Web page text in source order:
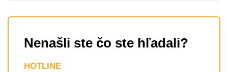
Nenašli ste čo ste hľadali?
HOTLINE